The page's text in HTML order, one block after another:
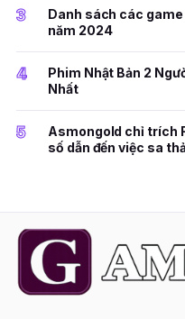
3
Danh sách các
năm 2024
4
Phim Nhật Bản 2
Nhất
5
Asmongold chỉ trích
số dẫn đến việc sa